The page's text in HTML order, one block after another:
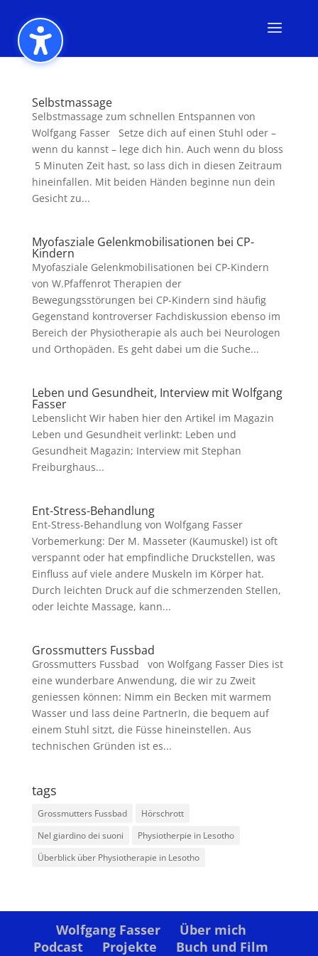
Selbstmassage
Selbstmassage zum schnellen Entspannen von
Wolfgang Fasser Setze dich auf einen Stuhl oder –
wenn du kannst – lege dich hin. Auch wenn du bloss
5 Minuten Zeit hast, so lass dich in diesen Zeitraum
hineinfallen. Mit beiden Händen beginne nun dein
Gesicht zu...
Myofasziale Gelenkmobilisationen bei CP-
Kindern
Myofasziale Gelenkmobilisationen bei CP-Kindern
von W.Pfaffenrot Therapien der
Bewegungsstörungen bei CP-Kindern sind häufig
Gegenstand kontroverser Fachdiskussion ebenso im
Bereich der Physiotherapie als auch bei Neurologen
und Orthopäden. Es geht dabei um die Suche...
Leben und Gesundheit, Interview mit Wolfgang
Fasser
Lebenslicht Wir haben hier den Artikel im Magazin
Leben und Gesundheit verlinkt: Leben und
Gesundheit Magazin; Interview mit Stephan
Freiburghaus...
Ent-Stress-Behandlung
Ent-Stress-Behandlung von Wolfgang Fasser
Vorbemerkung: Der M. Masseter (Kaumuskel) ist oft
verspannt oder hat empfindliche Druckstellen, was
Einfluss auf viele andere Muskeln im Körper hat.
Durch leichten Druck auf die schmerzenden Stellen,
oder leichte Massage, kann...
Grossmutters Fussbad
Grossmutters Fussbad von Wolfgang Fasser Dies ist
eine wunderbare Anwendung, die wir zu Zweit
geniessen können: Nimm ein Becken mit warmem
Wasser und lass deine PartnerIn, die bequem auf
einem Stuhl sitzt, die Füsse hineinstellen. Aus
technischen Gründen ist es...
tags
Grossmutters Fussbad
Hörschrott
Nel giardino dei suoni
Physiotherpie in Lesotho
Überblick über Physiotherapie in Lesotho
Wolfgang Fasser
Über mich
Podcast
Projekte
Buch und Film